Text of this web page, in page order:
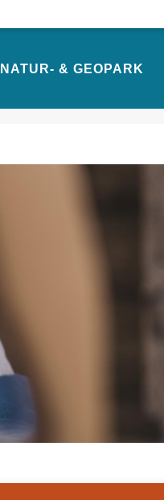
NATUR- & GEOPARK